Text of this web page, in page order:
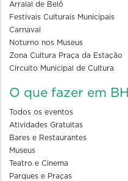
Arraial de Belô
Festivais Culturais Municipais
Carnaval
Noturno nos Museus
Zona Cultura Praça da Estação
Circuito Municipal de Cultura
O que fazer em BH
Todos os eventos
Atividades Gratuitas
Bares e Restaurantes
Museus
Teatro e Cinema
Parques e Praças